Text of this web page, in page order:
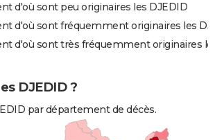
d'où sont peu originaires les DJEDID
d'où sont fréquemment originaires les
d'où sont très fréquemment originaires
DJEDID ?
par département de décès.